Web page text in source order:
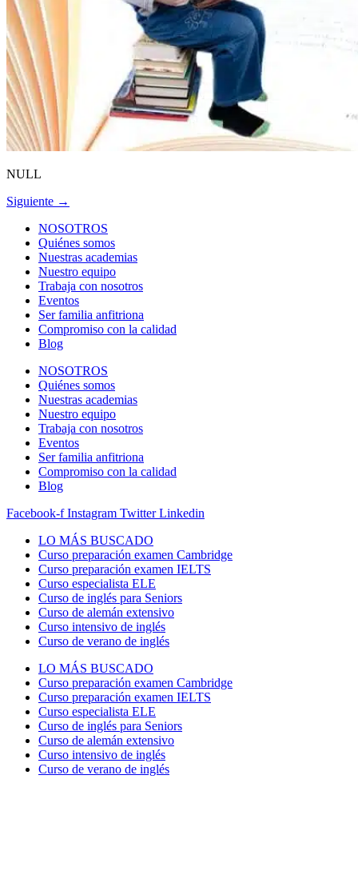
NULL
Siguiente →
NOSOTROS
Quiénes somos
Nuestras academias
Nuestro equipo
Trabaja con nosotros
Eventos
Ser familia anfitriona
Compromiso con la calidad
Blog
NOSOTROS
Quiénes somos
Nuestras academias
Nuestro equipo
Trabaja con nosotros
Eventos
Ser familia anfitriona
Compromiso con la calidad
Blog
Facebook-f Instagram Twitter Linkedin
LO MÁS BUSCADO
Curso preparación examen Cambridge
Curso preparación examen IELTS
Curso especialista ELE
Curso de inglés para Seniors
Curso de alemán extensivo
Curso intensivo de inglés
Curso de verano de inglés
LO MÁS BUSCADO
Curso preparación examen Cambridge
Curso preparación examen IELTS
Curso especialista ELE
Curso de inglés para Seniors
Curso de alemán extensivo
Curso intensivo de inglés
Curso de verano de inglés